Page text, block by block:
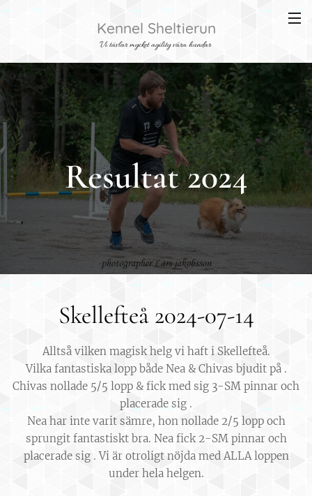
Kennel Sheltierun
Vi tävlar mycket agility våra hundar
Resultat 2024
Skellefteå 2024-07-14
Alltså vilken magisk helg vi haft i Skellefteå.
Vilka fantastiska lopp både Nea & Chivas bjudit på .
Chivas nollade 5/5 lopp & fick med sig 3-SM pinnar och
placerade sig .
Nea har inte varit sämre, hon nollade 2/5 lopp och
sprungit fantastiskt bra. Nea fick 2-SM pinnar och
placerade sig . Vi är otroligt nöjda med ALLA loppen
under hela helgen.